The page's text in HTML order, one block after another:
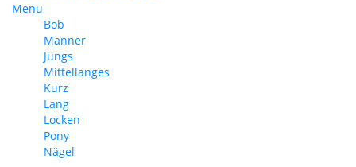
Menu
Bob
Männer
Jungs
Mittellanges
Kurz
Lang
Locken
Pony
Nägel